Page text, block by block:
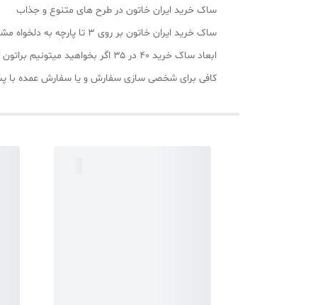
ساک خرید ایران خاتون در طرح های متنوع و جذاب
ساک خرید ایران خاتون بر روی ۳ تا پارچه به دلخواه مشتری تولید میشه پارچه مخمل لمینت دار و مخمل بدون لمینت و پارچه فیلامنت
ابعاد ساک خرید ۴۰ در ۳۵ اگر بخواهید میتونیم براتون شخصی سازی کنیم و با طرح و ابعاد مدنظرتون تولید کنیم سفارشی مخصوص خودتون❤
کافی برای شخصی سازی سفارش و یا سفارش عمده با پشتیبانی تیم